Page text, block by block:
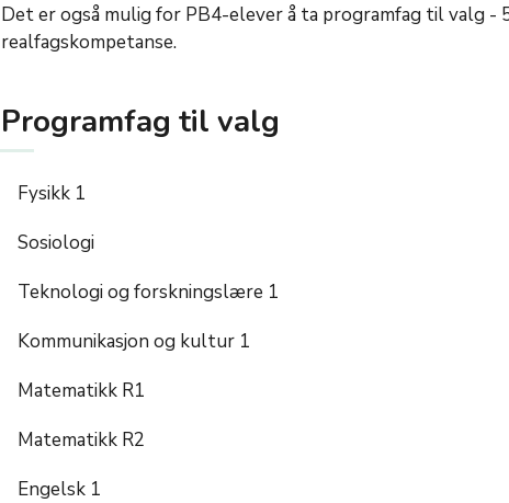
Det er også mulig for PB4-elever å ta programfag til valg -
realfagskompetanse.
Programfag til valg
Fysikk 1
Sosiologi
Teknologi og forskningslære 1
Kommunikasjon og kultur 1
Matematikk R1
Matematikk R2
Engelsk 1